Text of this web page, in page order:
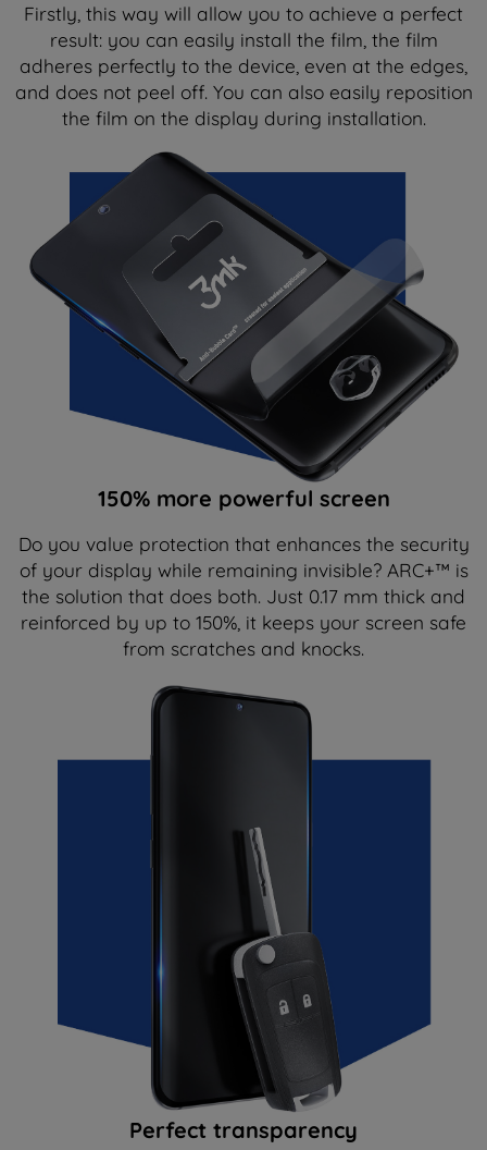
Firstly, this way will allow you to achieve a perfect
result: you can easily install the film, the film
adheres perfectly to the device, even at the edges,
and does not peel off. You can also easily reposition
the film on the display during installation.
150% more powerful screen
Do you value protection that enhances the security
of your display while remaining invisible? ARC+™ is
the solution that does both. Just 0.17 mm thick and
reinforced by up to 150%, it keeps your screen safe
from scratches and knocks.
Perfect transparency